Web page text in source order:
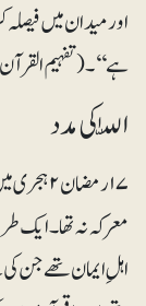
اور میدان میں
ہے‘‘۔ (تفہیم القرآن،
اللّٰہ کی مدد
۱۷رمضان
اہلِ ایمان تھے جن کی